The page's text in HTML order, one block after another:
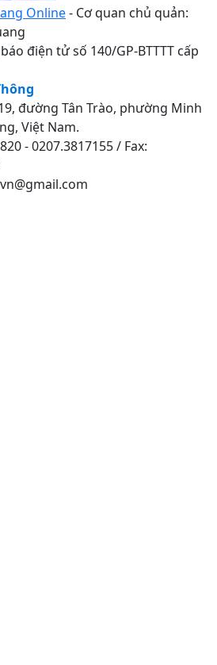
Online- Cơ quan chủ quản:
điện tử số 140/GP-BTTTT cấp
đường Tân Trào, phường Minh
Việt Nam.
- 0207.3817155 / Fax: